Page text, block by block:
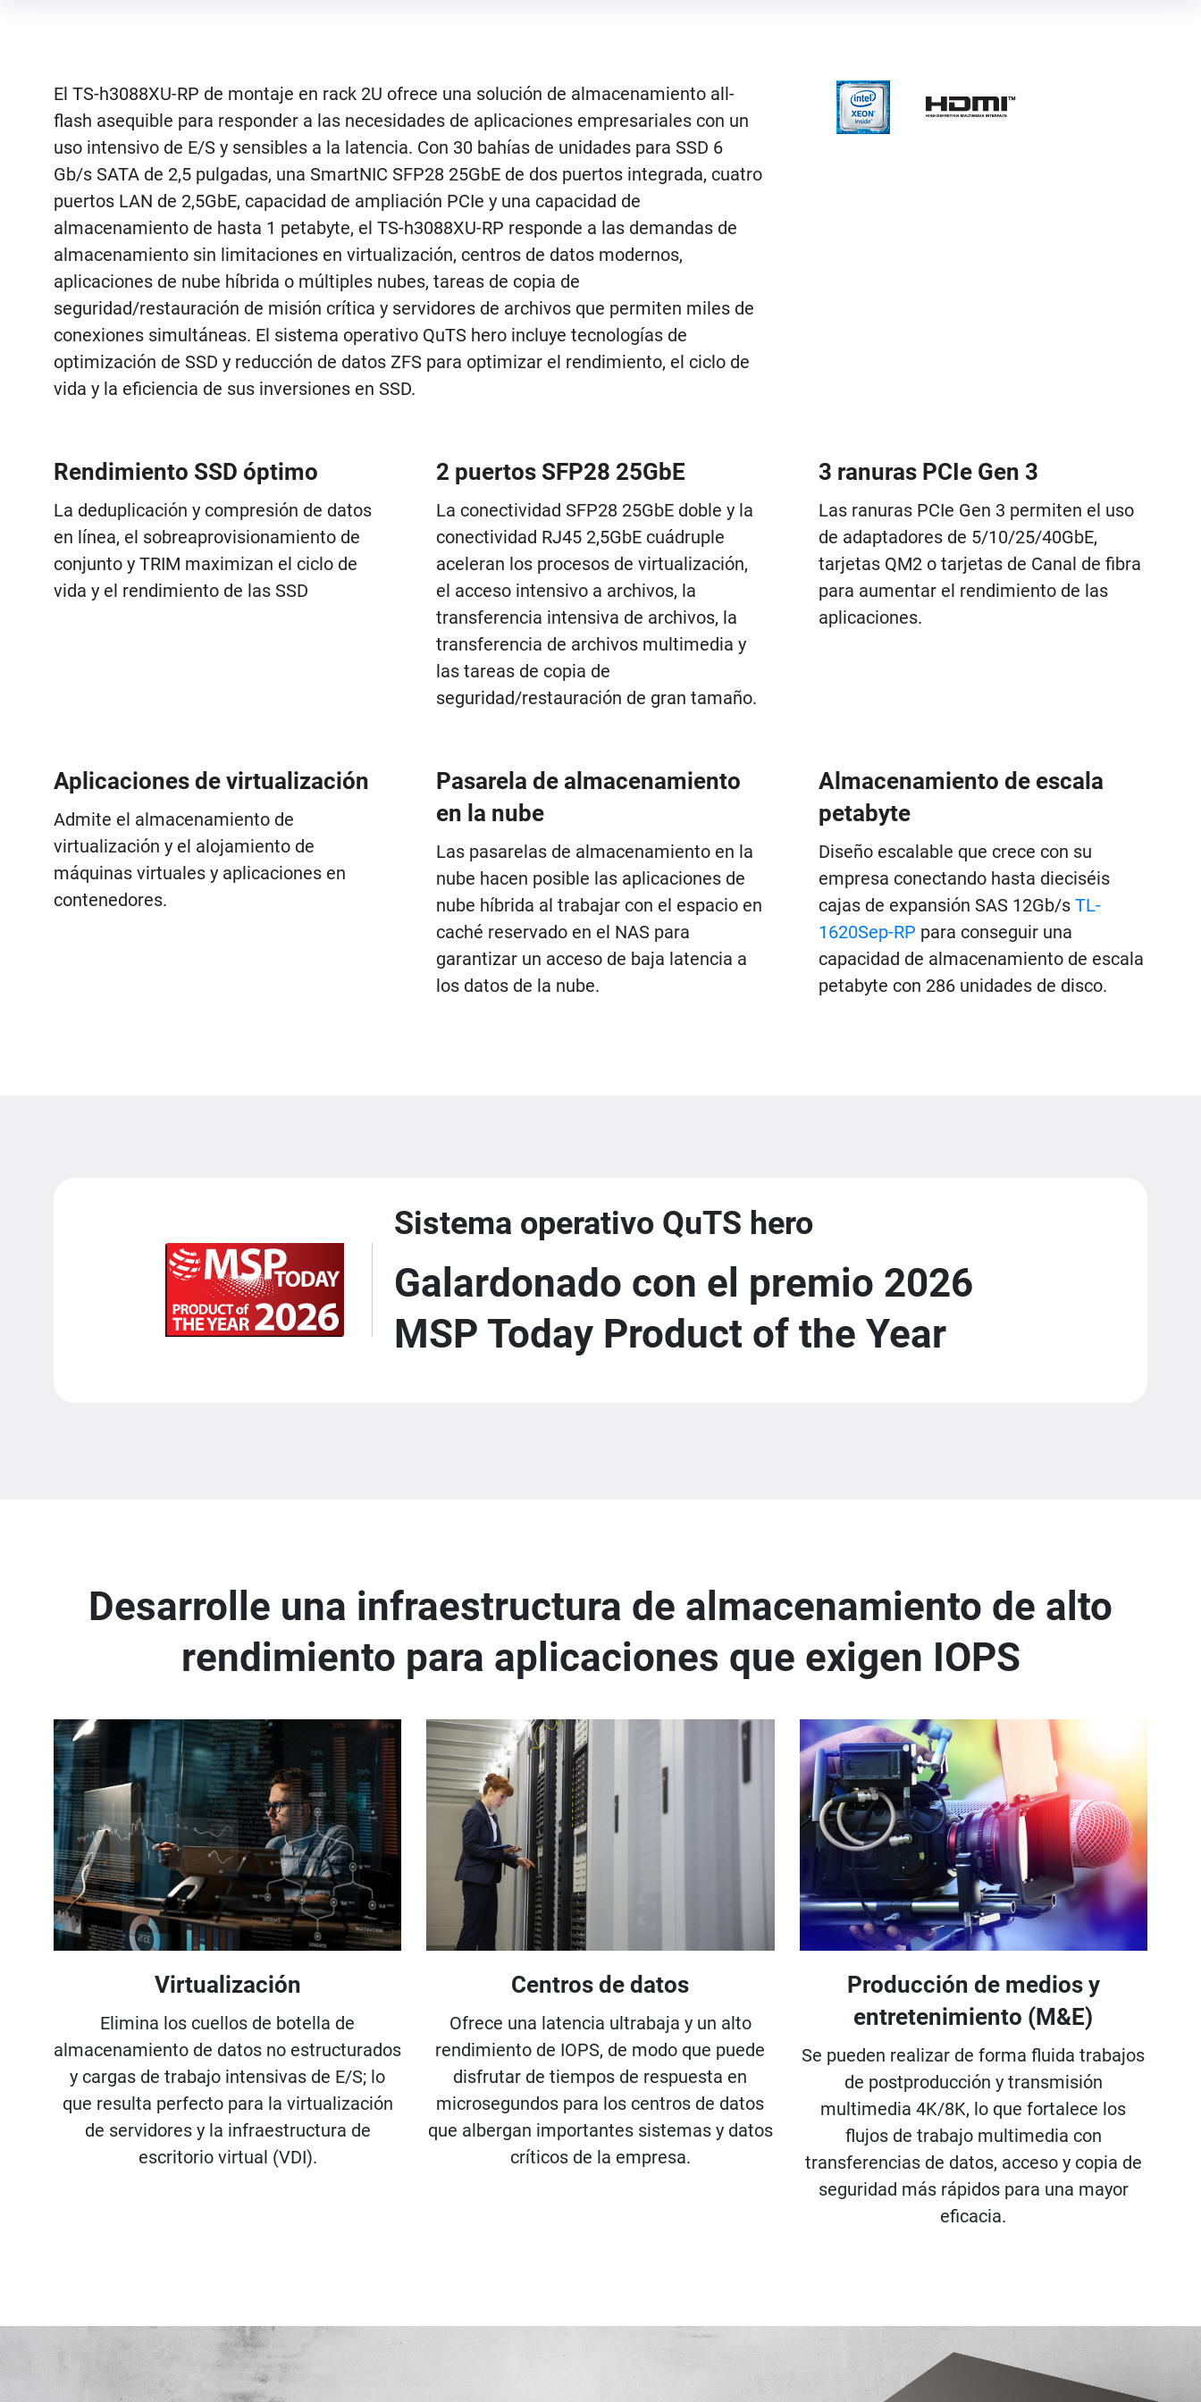
El TS-h3088XU-RP de montaje en rack 2U ofrece una solución de almacenamiento all-
flash asequible para responder a las necesidades de aplicaciones empresariales con un
uso intensivo de E/S y sensibles a la latencia. Con 30 bahías de unidades para SSD 6
Gb/s SATA de 2,5 pulgadas, una SmartNIC SFP28 25GbE de dos puertos integrada, cuatro
puertos LAN de 2,5GbE, capacidad de ampliación PCIe y una capacidad de
almacenamiento de hasta 1 petabyte, el TS-h3088XU-RP responde a las demandas de
almacenamiento sin limitaciones en virtualización, centros de datos modernos,
aplicaciones de nube híbrida o múltiples nubes, tareas de copia de
seguridad/restauración de misión crítica y servidores de archivos que permiten miles de
conexiones simultáneas. El sistema operativo QuTS hero incluye tecnologías de
optimización de SSD y reducción de datos ZFS para optimizar el rendimiento, el ciclo de
vida y la eficiencia de sus inversiones en SSD.
Rendimiento SSD óptimo
La deduplicación y compresión de datos
en línea, el sobreaprovisionamiento de
conjunto y TRIM maximizan el ciclo de
vida y el rendimiento de las SSD
2 puertos SFP28 25GbE
La conectividad SFP28 25GbE doble y la
conectividad RJ45 2,5GbE cuádruple
aceleran los procesos de virtualización,
el acceso intensivo a archivos, la
transferencia intensiva de archivos, la
transferencia de archivos multimedia y
las tareas de copia de
seguridad/restauración de gran tamaño.
3 ranuras PCIe Gen 3
Las ranuras PCIe Gen 3 permiten el uso
de adaptadores de 5/10/25/40GbE,
tarjetas QM2 o tarjetas de Canal de fibra
para aumentar el rendimiento de las
aplicaciones.
Aplicaciones de virtualización
Admite el almacenamiento de
virtualización y el alojamiento de
máquinas virtuales y aplicaciones en
contenedores.
Pasarela de almacenamiento
en la nube
Las pasarelas de almacenamiento en la
nube hacen posible las aplicaciones de
nube híbrida al trabajar con el espacio en
caché reservado en el NAS para
garantizar un acceso de baja latencia a
los datos de la nube.
Almacenamiento de escala
petabyte
Diseño escalable que crece con su
empresa conectando hasta dieciséis
cajas de expansión SAS 12Gb/s TL-
1620Sep-RP para conseguir una
capacidad de almacenamiento de escala
petabyte con 286 unidades de disco.
Sistema operativo QuTS hero
Galardonado con el premio 2026
MSP Today Product of the Year
Desarrolle una infraestructura de almacenamiento de alto
rendimiento para aplicaciones que exigen IOPS
Virtualización
Elimina los cuellos de botella de
almacenamiento de datos no estructurados
y cargas de trabajo intensivas de E/S; lo
que resulta perfecto para la virtualización
de servidores y la infraestructura de
escritorio virtual (VDI).
Centros de datos
Ofrece una latencia ultrabaja y un alto
rendimiento de IOPS, de modo que puede
disfrutar de tiempos de respuesta en
microsegundos para los centros de datos
que albergan importantes sistemas y datos
críticos de la empresa.
Producción de medios y
entretenimiento (M&E)
Se pueden realizar de forma fluida trabajos
de postproducción y transmisión
multimedia 4K/8K, lo que fortalece los
flujos de trabajo multimedia con
transferencias de datos, acceso y copia de
seguridad más rápidos para una mayor
eficacia.